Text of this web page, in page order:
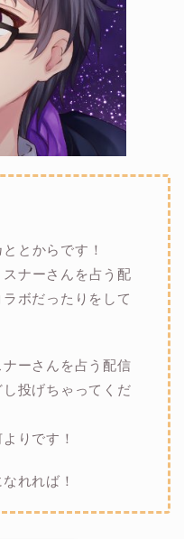
とからです！
ナーさんを占う配
ボだったりをして
ーさんを占う配信
投げちゃってくだ
りです！
れれば！